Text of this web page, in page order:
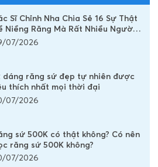
Sĩ Chỉnh Nha Chia Sẻ 16 Sự Thật
Niềng Răng Mà Rất Nhiều Người
Đang Hiểu Sai
07/2026
dáng răng sứ đẹp tự nhiên được
thích nhất mọi thời đại
07/2026
sứ 500K có thật không? Có nên
răng sứ 500K không?
07/2026